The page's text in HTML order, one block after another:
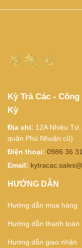
Kỳ Trà Các -
Kỳ
Địa chỉ: 12A Nhiêu
quận Phú Nhuận cũ)
Điện thoại: 0986 36
Email:
HƯỚNG DẪN
Hướng dẫn mua hàng
Hướng dẫn thanh toán
Hướng dẫn giao nhận